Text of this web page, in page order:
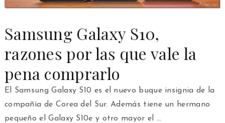
Samsung Galaxy S10,
razones por las que vale la
pena comprarlo
El Samsung Galaxy S10 es el nuevo buque insignia de la
compañía de Corea del Sur. Además tiene un hermano
pequeño el Galaxy S10e y otro mayor el …